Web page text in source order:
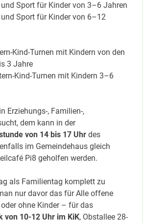
Sport für Kinder von 3–6 Jahren
und Sport für Kinder von 6–12
Kind-Turnen mit Kindern von den
3 Jahre
Kind-Turnen mit Kindern 3–6
Erziehungs-, Familien-,
dem kann in der
von 14 bis 17 Uhr des
im Gemeindehaus gleich
Pi8 geholfen werden.
als Familientag komplett zu
nur davor das für Alle offene
ohne Kinder – für das
von 10-12 Uhr im KiK, Obstallee 28-